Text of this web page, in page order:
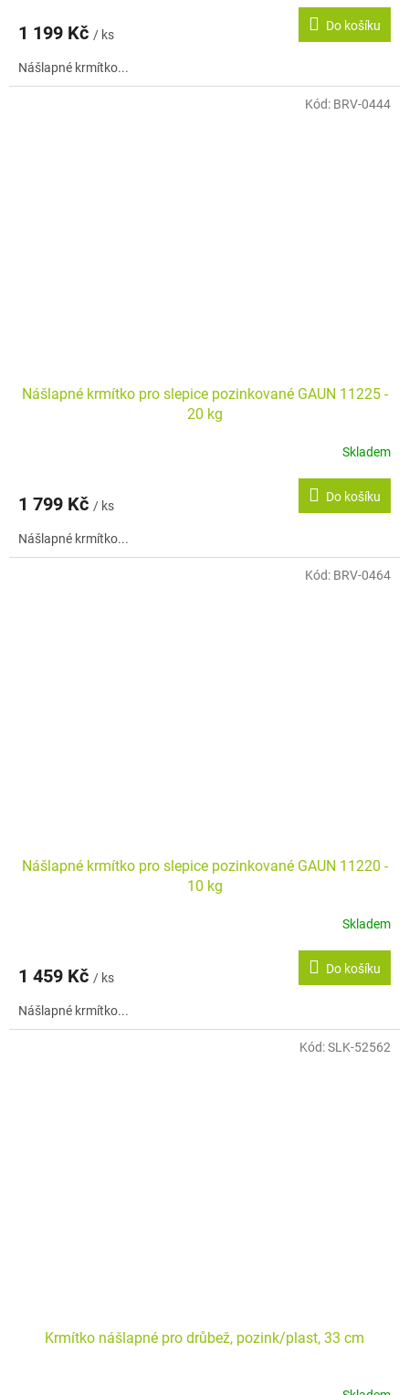
1 199 Kč / ks
Do košíku
Nášlapné krmítko...
Nášlapné krmítko pro slepice pozinkované GAUN 11225 -
20 kg
Skladem
1 799 Kč / ks
Do košíku
Nášlapné krmítko...
Kód: BRV-0444
Nášlapné krmítko pro slepice pozinkované GAUN 11220 -
10 kg
Skladem
1 459 Kč / ks
Do košíku
Nášlapné krmítko...
Kód: BRV-0464
Krmítko nášlapné pro drůbež, pozink/plast, 33 cm
Kód:SLK-52562